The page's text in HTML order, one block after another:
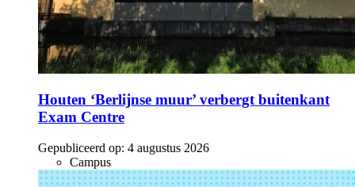
Houten ‘Berlijnse muur’ verbergt buitenkant
Exam Centre
Gepubliceerd op: 4 augustus 2026
Campus